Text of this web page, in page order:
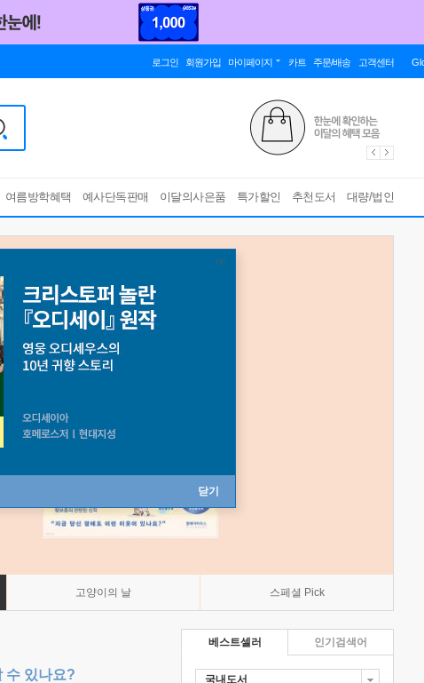
로그인 회원가입 마이페이지 카트 주문/배송 고객센터
여름방학혜택 예사단독판매 이달의사은품 특가할인 추천도서 대량/법인
닫기
고양이의 날 스페셜 Pick
수 있나요?
베스트셀러
국내도서
인기검색어